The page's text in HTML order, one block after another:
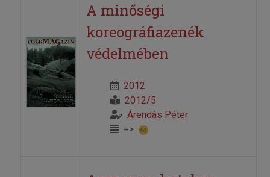
A minőségi
koreográfiazenék
védelmében
2012
2012/5
Árendás Péter
=>